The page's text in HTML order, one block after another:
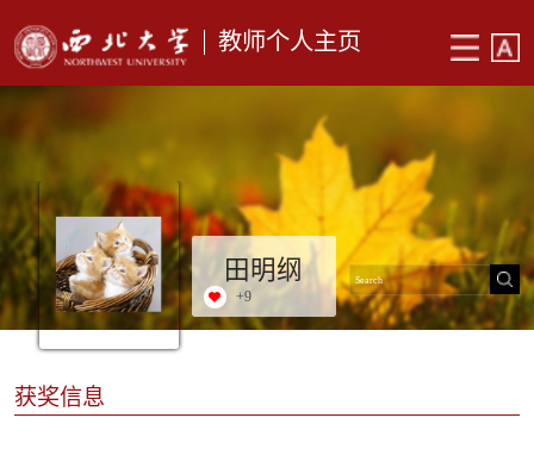
教师个人主页
田明纲
+9
获奖信息